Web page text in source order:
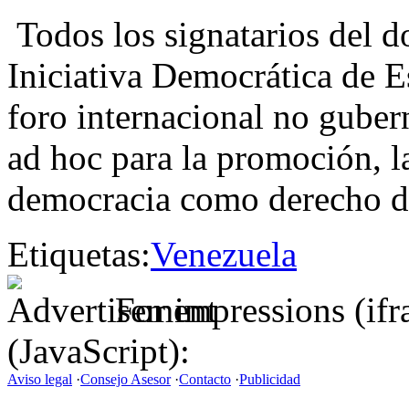
Todos los signatarios del
Iniciativa Democrática de
foro internacional no
ad hoc para la promoción,
democracia como derecho
Etiquetas:Venezuela
For impressions
(JavaScript):
Aviso legal ·Consejo Asesor·Contacto ·Publicidad